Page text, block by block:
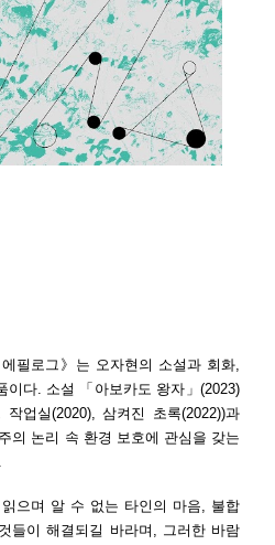
필로그》는 오자현의 소설과 회화,
이다. 소설 「아보카도 왕자」(2023)
업실(2020), 삼켜진 초록(2022))과
의 논리 속 환경 보호에 관심을 갖는
으며 알 수 없는 타인의 마음, 불합
들이 해결되길 바라며, 그러한 바람